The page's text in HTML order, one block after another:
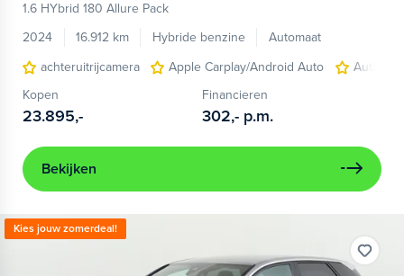
1.6 HYbrid 180 Allure Pack
2024
16.912 km Hybride benzine
Automaat
achteruitrijcamera
Apple Carplay/Android Auto
Kopen
23.895,-
Financieren
302,- p.m.
Bekijken
Kies jouw zomerdeal!